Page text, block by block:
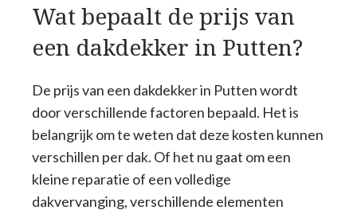
Wat bepaalt de prijs van
een dakdekker in Putten?
De prijs van een dakdekker in Putten wordt
door verschillende factoren bepaald. Het is
belangrijk om te weten dat deze kosten kunnen
verschillen per dak. Of het nu gaat om een
kleine reparatie of een volledige
dakvervanging, verschillende elementen